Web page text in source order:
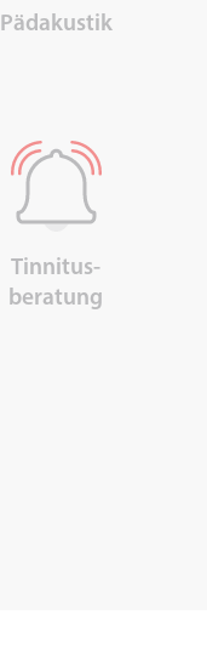
Pädakustik
Tinnitus-
beratung